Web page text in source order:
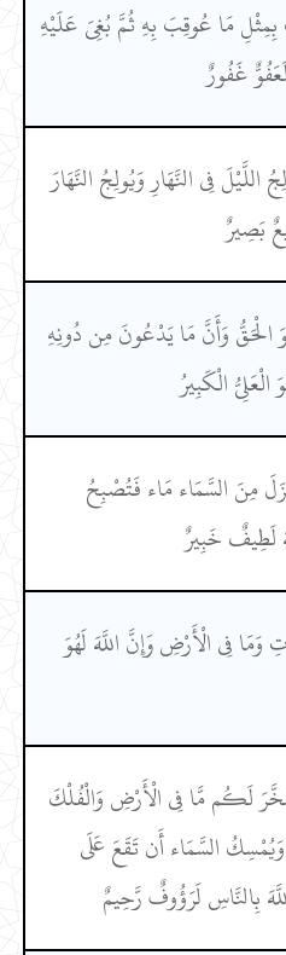
بِمِثْلِ مَا عُوقِبَ بِهِ ثُمَّ بُغِيَ عَلَيْهِ
غَفُورٌ
اللَّيْلَ فِي النَّهَارِ وَيُولِجُ النَّهَارَ
بَصِيرٌ
الْحَقُّ وَأَنَّ مَا يَدْعُونَ مِن دُونِهِ
الْكَبِيرُ
مِنَ السَّمَاء مَاء فَتُصْبِحُ
لَطِيفٌ خَبِيرٌ
وَمَا فِي الْأَرْضِ وَإِنَّ اللَّهَ لَهُوَ
سَخَّرَ لَكُم مَّا فِي الْأَرْضِ وَالْفُلْكَ
السَّمَاء أَن تَقَعَ عَلَى
بِالنَّاسِ لَرَؤُوفٌ رَّحِيمٌ